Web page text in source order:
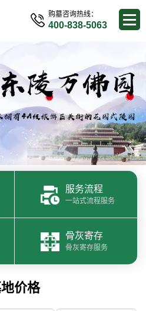
购墓咨询热线：
400-838-5063
服务流程
一站式流程服务
骨灰寄存
骨灰寄存服务
价格